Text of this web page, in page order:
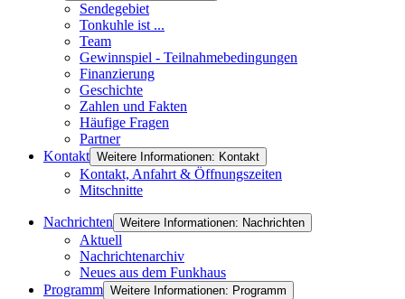
Sendegebiet
Tonkuhle ist ...
Team
Gewinnspiel - Teilnahmebedingungen
Finanzierung
Geschichte
Zahlen und Fakten
Häufige Fragen
Partner
Kontakt Weitere Informationen: Kontakt
Kontakt, Anfahrt & Öffnungszeiten
Mitschnitte
Nachrichten Weitere Informationen: Nachrichten
Aktuell
Nachrichtenarchiv
Neues aus dem Funkhaus
Programm Weitere Informationen: Programm